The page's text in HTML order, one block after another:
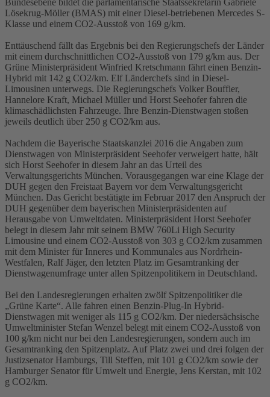
Lösekrug-Möller (BMAS) mit einer Diesel-betriebenen Mercedes S-
Klasse und einem CO2-Ausstoß von 169 g/km.
Enttäuschend fällt das Ergebnis bei den Regierungschefs der Länder
mit einem durchschnittlichen CO2-Ausstoß von 179 g/km aus. Der
Grüne Ministerpräsident Winfried Kretschmann fährt einen Benzin-
Hybrid mit 142 g CO2/km. Elf Länderchefs sind in Diesel-
Limousinen unterwegs. Die Regierungschefs Volker Bouffier,
Hannelore Kraft, Michael Müller und Horst Seehofer fahren die
klimaschädlichsten Fahrzeuge. Ihre Benzin-Dienstwagen stoßen
jeweils deutlich über 250 g CO2/km aus.
Nachdem die Bayerische Staatskanzlei 2016 die Angaben zum
Dienstwagen von Ministerpräsident Seehofer verweigert hatte, hält
sich Horst Seehofer in diesem Jahr an das Urteil des
Verwaltungsgerichts München. Vorausgegangen war eine Klage der
DUH gegen den Freistaat Bayern vor dem Verwaltungsgericht
München. Das Gericht bestätigte im Februar 2017 den Anspruch der
DUH gegenüber dem bayerischen Ministerpräsidenten auf
Herausgabe von Umweltdaten. Ministerpräsident Horst Seehofer
belegt in diesem Jahr mit seinem BMW 760Li High Security
Limousine und einem CO2-Ausstoß von 303 g CO2/km zusammen
mit dem Minister für Inneres und Kommunales aus Nordrhein-
Westfalen, Ralf Jäger, den letzten Platz im Gesamtranking der
Dienstwagenumfrage unter allen Spitzenpolitikern in Deutschland.
Bei den Landesregierungen erhalten zwölf Spitzenpolitiker die
„Grüne Karte“. Alle fahren einen Benzin-Plug-In Hybrid-
Dienstwagen mit weniger als 115 g CO2/km. Der niedersächsische
Umweltminister Stefan Wenzel belegt mit einem CO2-Ausstoß von
100 g/km nicht nur bei den Landesregierungen, sondern auch im
Gesamtranking den Spitzenplatz. Auf Platz zwei und drei folgen der
Justizsenator Hamburgs, Till Steffen, mit 101 g CO2/km sowie der
Hamburger Senator für Umwelt und Energie, Jens Kerstan, mit 102
g CO2/km.